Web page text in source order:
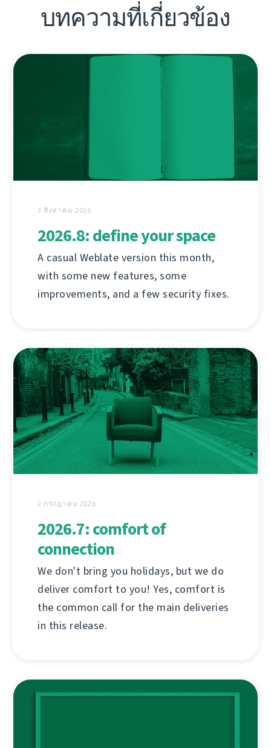
บทความที่เกี่ยวข้อง
3 สิงหาคม 2026
2026.8: define your space
A casual Weblate version this month,
with some new features, some
improvements, and a few security fixes.
2 กรกฎาคม 2026
2026.7: comfort of
connection
We don't bring you holidays, but we do
deliver comfort to you! Yes, comfort is
the common call for the main deliveries
in this release.